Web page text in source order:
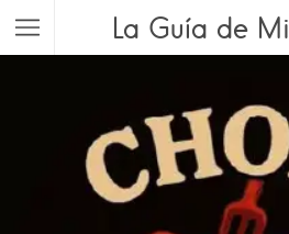
La Guía de